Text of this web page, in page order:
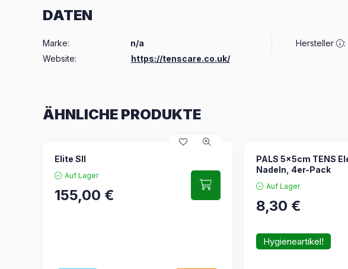
DATEN
Marke: n/a Hersteller :
Website:
https://tenscare.co.uk/
ÄHNLICHE PRODUKTE
Elite SII
Auf Lager
155,00 €
PALS 5x5cm TENS
Nadeln, 4er-Pack
Auf Lager
8,30 €
Hygieneartikel!